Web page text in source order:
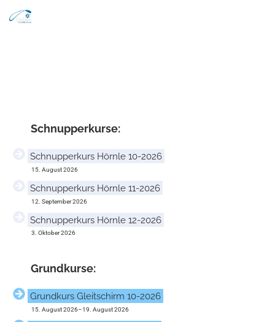
Zum Inhalt springen
Schnupper­kurse:
Schnupperkurs Hörnle 10-2026
15. August 2026
Schnupperkurs Hörnle 11-2026
12. September 2026
Schnupperkurs Hörnle 12-2026
3. Oktober 2026
Grund­kurse:
Grundkurs Gleitschirm 10-2026
15. August 2026–19. August 2026